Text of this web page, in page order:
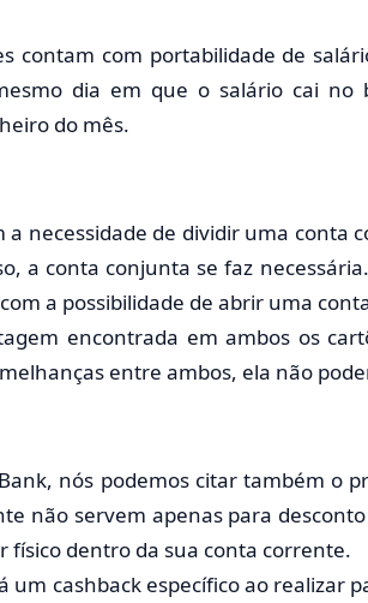
contam com portabilidade de
dia em que o salário cai no
do mês.
a necessidade de dividir uma conta
a conta conjunta se faz
a possibilidade de abrir uma
encontrada em ambos os
entre ambos, ela não
nós podemos citar também o
não servem apenas para
físico dentro da sua conta corrente.
um cashback específico ao realizar